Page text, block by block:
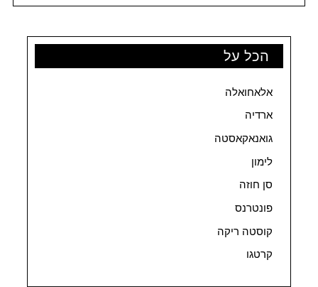
הכל על
אלאחואלה
ארדיה
גואנאקאסטה
לימון
סן חוזה
פונטרנס
קוסטה ריקה
קרטגו